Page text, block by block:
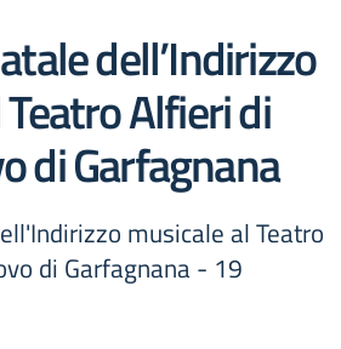
dell’Indirizzo
Alfieri di
di Garfagnana
musicale al Teatro
di Garfagnana - 19